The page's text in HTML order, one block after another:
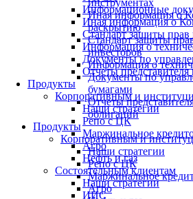
Информационные
Иная информация о
Стандарт защиты прав
Информация о
Документы по
Отчеты представителя
Продукты
Корпоративным и
Наши стратегии
Репо с ЦК
Маржинальное
Агро
Нефть и газ
Состоятельным клиентам
Наши стратегии
ИИС
инструментах
Иная информация о
раскрытию
Стандарт защиты
инвесторов
Информация о
Документы по
бумагами
Отчеты
облигаций
Продукты
Корпоративным и
Наши стратегии
Репо с ЦК
Маржинальное
Агро